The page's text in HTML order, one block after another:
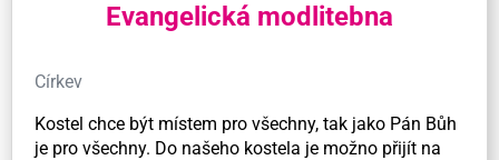
Evangelická modlitebna
Církev
Kostel chce být místem pro všechny, tak jako Pán Bůh
je pro všechny. Do našeho kostela je možno přijít na